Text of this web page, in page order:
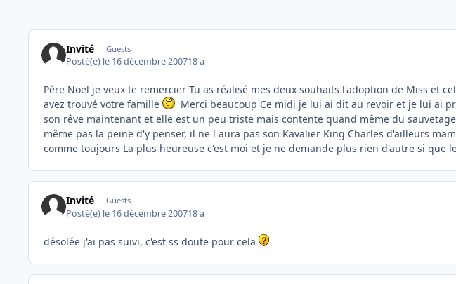
Invité Guests
Posté(e) le 16 décembre 200718 a
Père Noel je veux te remercier Tu as réalisé mes deux souhaits l'adoption de Miss et
avez trouvé votre famille
Merci beaucoup Ce midi,je lui ai dit au revoir et je lui ai
son rêve maintenant et elle est un peu triste mais contente quand même du
même pas la peine d'y penser, il ne l aura pas son Kavalier King Charles d'ailleurs
comme toujours La plus heureuse c'est moi et je ne demande plus rien d'autre si que
Invité Guests
Posté(e) le 16 décembre 200718 a
désolée j'ai pas suivi, c'est ss doute pour cela